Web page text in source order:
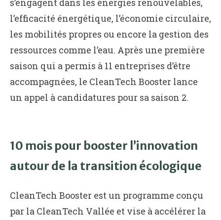
l’efficacité énergétique, l’économie circulaire,
les mobilités propres ou encore la gestion des
ressources comme l’eau. Après une première
saison qui a permis à 11 entreprises d’être
accompagnées, le CleanTech Booster lance
un appel à candidatures pour sa saison 2.
10 mois pour booster l’innovation
autour de la transition écologique
CleanTech Booster est un programme conçu
par la CleanTech Vallée et vise à accélérer la